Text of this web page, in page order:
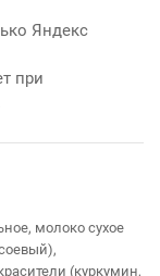
Яндекс
при
молоко сухое
(куркумин,